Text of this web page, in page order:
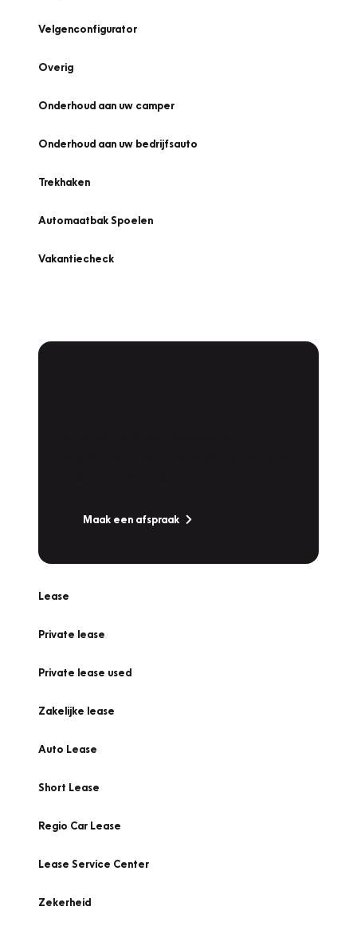
Velgenconfigurator
Overig
Onderhoud aan uw camper
Onderhoud aan uw bedrijfsauto
Trekhaken
Automaatbak Spoelen
Vakantiecheck
Maak een afspraak
Lease
Private lease
Private lease used
Zakelijke lease
Auto Lease
Short Lease
Regio Car Lease
Lease Service Center
Zekerheid